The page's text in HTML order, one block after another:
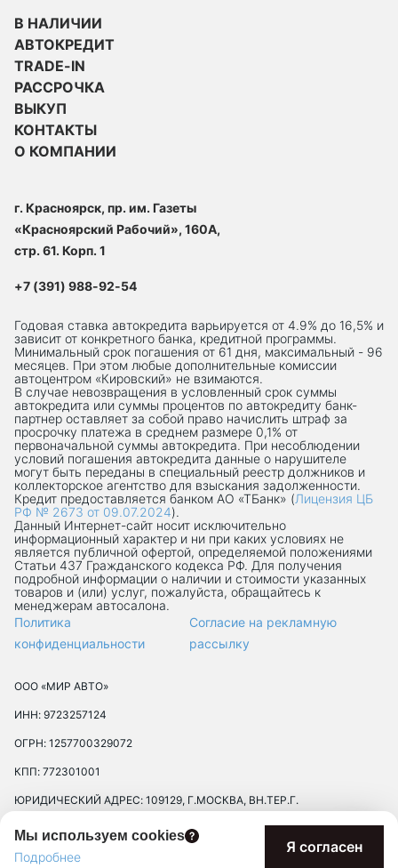
Мы используем cookies
Подробнее
Я согласен
В НАЛИЧИИ
АВТОКРЕДИТ
TRADE-IN
РАССРОЧКА
ВЫКУП
КОНТАКТЫ
О КОМПАНИИ
г. Красноярск, пр. им. Газеты
«Красноярский Рабочий», 160А,
стр. 61. Корп. 1
+7 (391) 988-92-54
Годовая ставка автокредита варьируется от 4.9% до 16,5% и
зависит от конкретного банка, кредитной программы.
Минимальный срок погашения от 61 дня, максимальный - 96
месяцев. При этом любые дополнительные комиссии
автоцентром «Кировский» не взимаются.
В случае невозвращения в условленный срок суммы
автокредита или суммы процентов по автокредиту банк-
партнер оставляет за собой право начислить штраф за
просрочку платежа в среднем размере 0,1% от
первоначальной суммы автокредита. При несоблюдении
условий погашения автокредита данные о нарушителе
могут быть переданы в специальный реестр должников и
коллекторское агентство для взыскания задолженности.
Кредит предоставляется банком АО «ТБанк» (Лицензия ЦБ
РФ № 2673 от 09.07.2024).
Данный Интернет-сaйт носит исключительно
информационный характер и ни при каких условиях не
является публичной офертой, определяемой положениями
Статьи 437 Гражданского кодекса РФ. Для получения
подробной информации о наличии и стоимости указанных
товаров и (или) услуг, пожалуйста, обращайтесь к
менеджерам автосалона.
Политика
конфиденциальности
Согласие на рекламную
рассылку
ООО «МИР АВТО»
ИНН: 9723257124
ОГРН: 1257700329072
КПП: 772301001
ЮРИДИЧЕСКИЙ АДРЕС: 109129, Г.МОСКВА, ВН.ТЕР.Г.
ТЕКСТИЛЬЩИКОВ, Д. 13, К. 2, ПОМЕЩ. 17/8П